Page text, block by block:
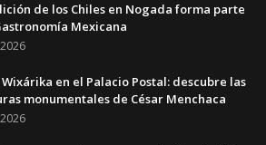
de los Chiles en Nogada forma parte
Mexicana
Wixárika en el Palacio Postal: descubre las
monumentales de César Menchaca